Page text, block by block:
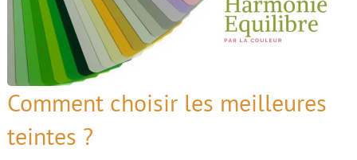
Comment choisir les meilleures
teintes ?